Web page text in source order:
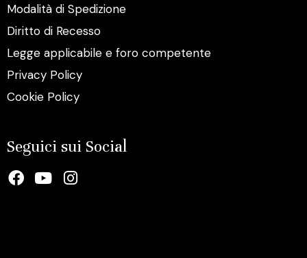
Modalità di Spedizione
Diritto di Recesso
Legge applicabile e foro competente
Privacy Policy
Cookie Policy
Seguici sui Social